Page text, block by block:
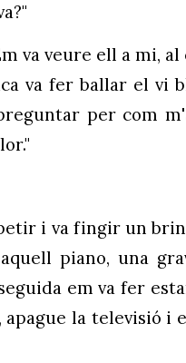
va veure ell a mi,
va fer ballar el vi
per com
i va fingir un
piano, una
em va fer
apague la televisió